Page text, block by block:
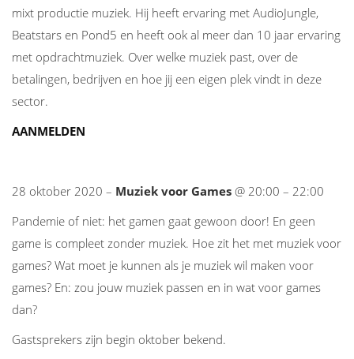
mixt productie muziek. Hij heeft ervaring met AudioJungle,
Beatstars en Pond5 en heeft ook al meer dan 10 jaar ervaring
met opdrachtmuziek. Over welke muziek past, over de
betalingen, bedrijven en hoe jij een eigen plek vindt in deze
sector.
AANMELDEN
28 oktober 2020 – Muziek voor Games @ 20:00 – 22:00
Pandemie of niet: het gamen gaat gewoon door! En geen
game is compleet zonder muziek. Hoe zit het met muziek voor
games? Wat moet je kunnen als je muziek wil maken voor
games? En: zou jouw muziek passen en in wat voor games
dan?
Gastsprekers zijn begin oktober bekend.